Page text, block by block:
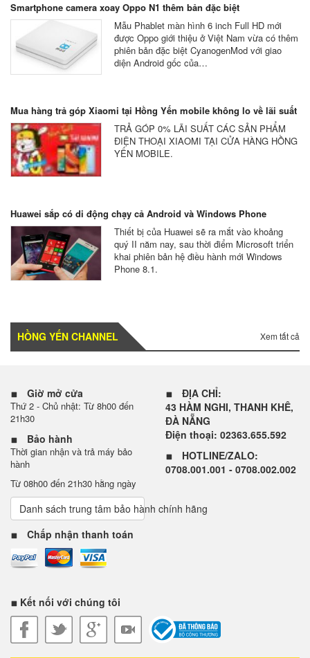
Smartphone camera xoay Oppo N1 thêm bản đặc biệt
Mẫu Phablet màn hình 6 inch Full HD mới
được Oppo giới thiệu ở Việt Nam vừa có thêm
phiên bản đặc biệt CyanogenMod với giao
diện Android gốc của…
Mua hàng trả góp Xiaomi tại Hồng Yến mobile không lo về lãi suất
TRẢ GÓP 0% LÃI SUẤT CÁC SẢN PHẨM
ĐIỆN THOẠI XIAOMI TẠI CỬA HÀNG HỒNG
YẾN MOBILE.
Huawei sắp có di động chạy cả Android và Windows Phone
Thiết bị của Huawei sẽ ra mắt vào khoảng
quý II năm nay, sau thời điểm Microsoft triển
khai phiên bản hệ điều hành mới Windows
Phone 8.1.
HỒNG YẾN CHANNEL Xem tất cả
Giờ mở cửa
Thứ 2 - Chủ nhật: Từ 8h00 đến
21h30
Bảo hành
Thời gian nhận và trả máy bảo
hành
Từ 08h00 đến 21h30 hằng ngày
Danh sách trung tâm bảo hành chính hãng
Chấp nhận thanh toán
ĐỊA CHỈ:
43 HÀM NGHI, THANH KHÊ,
ĐÀ NẴNG
Điện thoại: 02363.655.592
HOTLINE/ZALO:
0708.001.001 - 0708.002.002
Kết nối với chúng tôi